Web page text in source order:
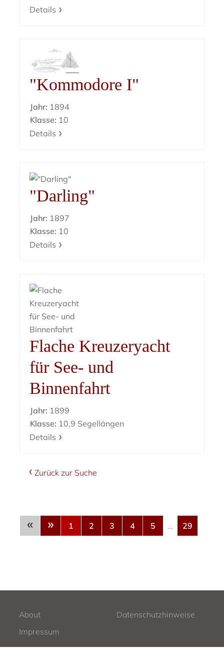
Details
"Kommodore I"
Jahr: 1894
Klasse: 10
Details
"Darling"
Jahr: 1897
Klasse: 10
Details
Flache Kreuzeryacht
für See- und
Binnenfahrt
Jahr: 1899
Klasse: 10,9 Segellängen
Details
Zurück zur Suche
« » 1 2 3 4 5 … 29
About
Datenschutzhinweise
Impressum